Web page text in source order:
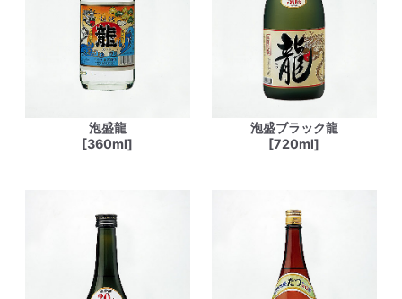
泡盛龍
[360ml]
泡盛ブラック龍
[720ml]